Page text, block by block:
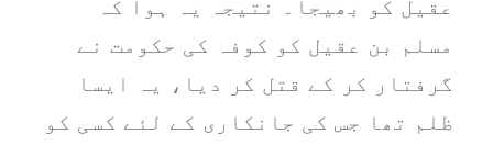
عقیل کو بھیجا۔ نتیجہ یہ ہوا کہ
مسلم بن عقیل کو کوفہ کی حکومت نے
گرفتار کر کے قتل کر دیا، یہ ایسا
ظلم تھا جس کی جانکاری کے لئے کسی کو